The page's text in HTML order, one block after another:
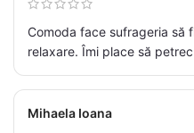
Comoda face sufrageria să
relaxare. Îmi place să
Mihaela Ioana